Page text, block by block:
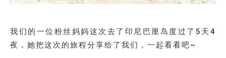
我们的一位粉丝妈妈这次去了印尼巴厘岛度过了5天4
夜，她把这次的旅程分享给了我们，一起看看吧~